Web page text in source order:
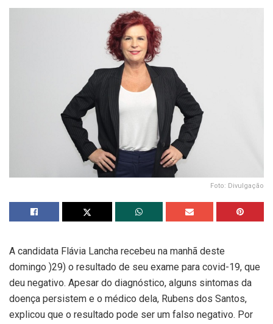
Foto: Divulgação
A candidata Flávia Lancha recebeu na manhã deste
domingo )29) o resultado de seu exame para covid-19, que
deu negativo. Apesar do diagnóstico, alguns sintomas da
doença persistem e o médico dela, Rubens dos Santos,
explicou que o resultado pode ser um falso negativo. Por